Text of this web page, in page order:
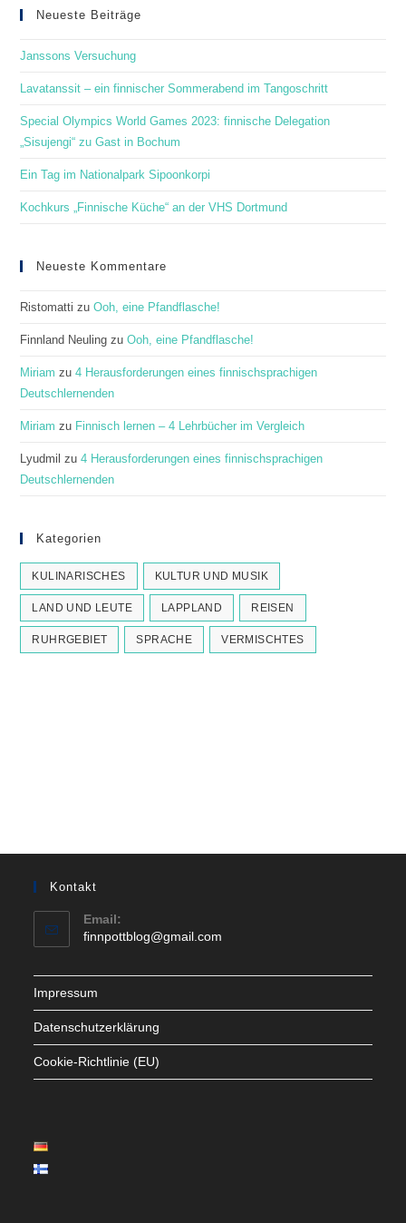
Neueste Beiträge
Janssons Versuchung
Lavatanssit – ein finnischer Sommerabend im Tangoschritt
Special Olympics World Games 2023: finnische Delegation
„Sisujengi“ zu Gast in Bochum
Ein Tag im Nationalpark Sipoonkorpi
Kochkurs „Finnische Küche“ an der VHS Dortmund
Neueste Kommentare
Ristomatti zuOoh, eine Pfandflasche!
Finnland Neuling zuOoh, eine Pfandflasche!
Miriam zu4 Herausforderungen eines finnischsprachigen
Deutschlernenden
Miriam zu Finnisch lernen – 4 Lehrbücher im Vergleich
Lyudmil zu4 Herausforderungen eines finnischsprachigen
Deutschlernenden
Kategorien
KULINARISCHES KULTUR UND MUSIK
LAND UND LEUTE LAPPLAND REISEN
RUHRGEBIET SPRACHE VERMISCHTES
Kontakt
Email:
finnpottblog@gmail.com
Impressum
Datenschutzerklärung
Cookie-Richtlinie (EU)